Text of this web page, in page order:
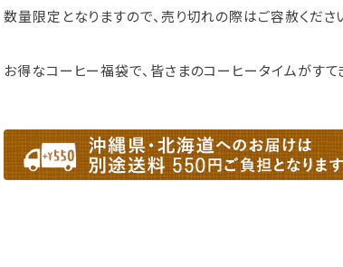
数量限定となりますので、売り切れの際はご容赦くださ
お得なコーヒー福袋で、皆さまのコーヒータイムがす